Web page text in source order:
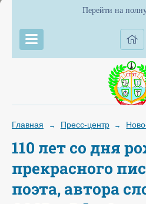
Перейти на
Главная → Пресс-центр →
110 лет со дня
прекрасного
поэта, автора